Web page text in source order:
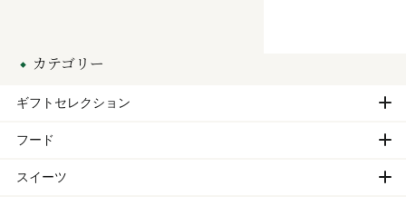
カテゴリー
ギフトセレクション
フード
スイーツ